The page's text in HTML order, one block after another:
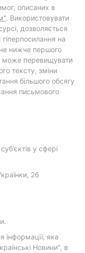
описаних в
. Використовувати
дозволяється
на
нижче першого
може перевищувати
тексту, зміни
більшого обсягу
письмового
у сфері
26
інформації, яка
Новини", в